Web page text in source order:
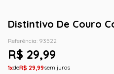
Distintivo De Couro
Referência: 93522
R$ 29,99
1 R$ 29,99